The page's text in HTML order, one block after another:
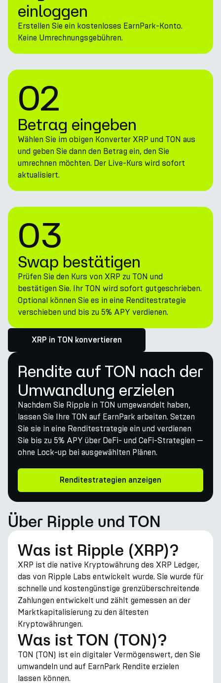
einloggen
Erstellen Sie ein kostenloses EarnPark-Konto.
Keine Umrechnungsgebühren.
02
Betrag eingeben
Wählen Sie im obigen Konverter XRP und TON aus
und geben Sie dann den Betrag ein, den Sie
umrechnen möchten. Der Live-Kurs wird sofort
aktualisiert.
03
Swap bestätigen
Prüfen Sie den Kurs von XRP zu TON und
bestätigen Sie. Ihr TON wird sofort gutgeschrieben.
Optional können Sie es in eine Renditestrategie
verschieben und bis zu 5% APY verdienen.
XRP in TON konvertieren
Rendite auf TON nach der
Umwandlung erzielen
Nachdem Sie Ripple in TON umgewandelt haben,
lassen Sie Ihre TON auf EarnPark arbeiten. Setzen
Sie sie in eine Renditestrategie ein und verdienen
Sie bis zu 5% APY über DeFi- und CeFi-Strategien —
ohne Lock-up bei ausgewählten Plänen.
Renditestrategien anzeigen
Über Ripple und TON
Was ist Ripple (XRP)?
XRP ist die native Kryptowährung des XRP Ledger,
das von Ripple Labs entwickelt wurde. Sie wurde für
schnelle und kostengünstige grenzüberschreitende
Zahlungen entwickelt und zählt gemessen an der
Marktkapitalisierung zu den ältesten
Kryptowährungen.
Was ist TON (TON)?
TON (TON) ist ein digitaler Vermögenswert, den Sie
umwandeln und auf EarnPark Rendite erzielen
lassen können.